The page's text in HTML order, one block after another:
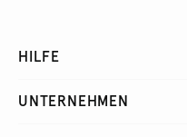
HILFE
UNTERNEHMEN